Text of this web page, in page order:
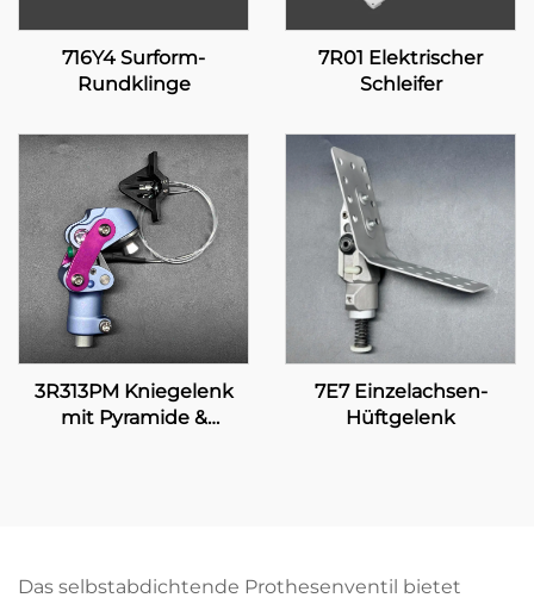
716Y4 Surform-
Rundklinge
7R01 Elektrischer
Schleifer
3R313PM Kniegelenk
mit Pyramide &
7E7 Einzelachsen-
Hüftgelenk
Das selbstabdichtende Prothesenventil bietet